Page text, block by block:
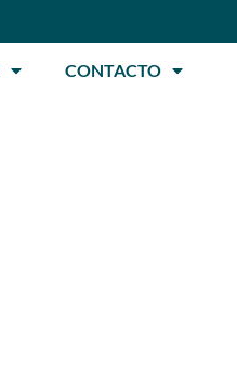
CONTACTO